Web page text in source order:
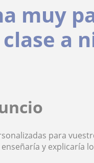
muy
a
para
y explicaría